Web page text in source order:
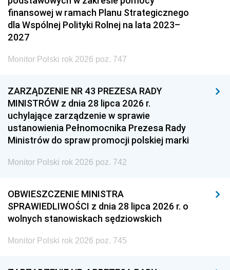
finansowej w ramach Planu Strategicznego
dla Wspólnej Polityki Rolnej na lata 2023–
2027
Monitor Polski rok 2026 poz. 747
ZARZĄDZENIE NR 43 PREZESA RADY
MINISTRÓW z dnia 28 lipca 2026 r.
uchylające zarządzenie w sprawie
ustanowienia Pełnomocnika Prezesa Rady
Ministrów do spraw promocji polskiej marki
Monitor Polski rok 2026 poz. 742
OBWIESZCZENIE MINISTRA
SPRAWIEDLIWOŚCI z dnia 28 lipca 2026 r. o
wolnych stanowiskach sędziowskich
Monitor Polski rok 2026 poz. 745